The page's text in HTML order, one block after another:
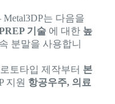
Metal3DP는 다음을
기술에 대한 높
분말을 사용합니
토타입 제작부터 본
지원 항공우주, 의료